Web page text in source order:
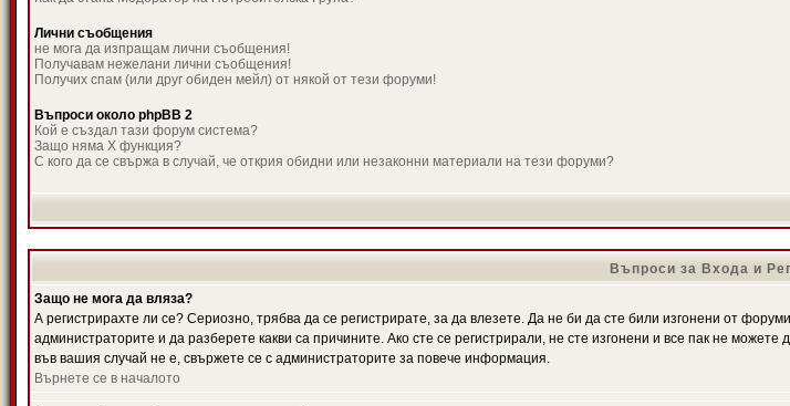
Лични съобщения
не мога да изпращам лични съобщения!
Получавам нежелани лични съобщения!
Получих спам (или друг обиден мейл) от някой от тези форуми!
Въпроси около phpBB 2
Кой е създал тази форум система?
Защо няма X функция?
С кого да се свържа в случай, че открия обидни или незаконни материали на тези форуми?
Въпроси за Входа и
Защо не мога да вляза?
А регистрирахте ли се? Сериозно, трябва да се регистрирате, за да влезете. Да не би да сте били изгонени от
администраторите и да разберете какви са причините. Ако сте се регистрирали, не сте изгонени и все пак не
във вашия случай не е, свържете се с администраторите за повече информация.
Върнете се в началото